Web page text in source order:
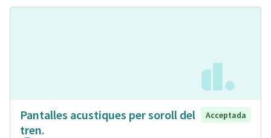
Pantalles acustiques per soroll del
tren.
Acceptada